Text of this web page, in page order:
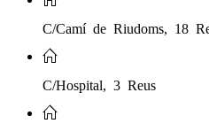
C/Camí de Riudoms, 18
C/Hospital, 3 Reus